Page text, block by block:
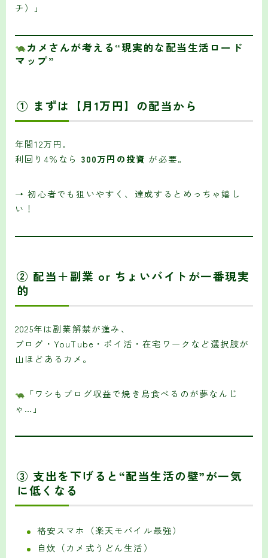
チ）」
カメさんが考える“現実的な配当生活ロード
マップ”
① まずは【月1万円】の配当から
年間12万円。
利回り4％なら 300万円の投資 が必要。
→ 初心者でも狙いやすく、達成するとめっちゃ嬉し
い！
② 配当＋副業 or ちょいバイトが一番現実
的
2025年は副業解禁が進み、
ブログ・YouTube・ポイ活・在宅ワークなど選択肢が
山ほどあるカメ。
「ワシもブログ収益で焼き鳥食べるのが夢なんじ
ゃ…」
③ 支出を下げると“配当生活の壁”が一気
に低くなる
格安スマホ（楽天モバイル最強）
自炊（カメ式うどん生活）